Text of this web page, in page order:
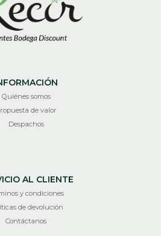
Quiénes somos
de valor
Despachos
AL CLIENTE
y condiciones
de devolución
Contáctanos